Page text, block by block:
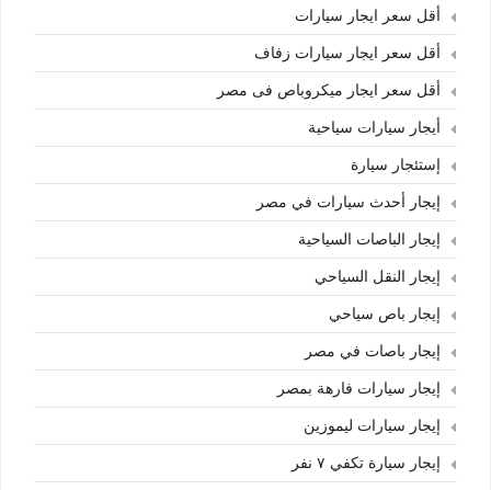
أقل سعر ايجار سيارات
أقل سعر ايجار سيارات زفاف
أقل سعر ايجار ميكروباص فى مصر
أيجار سيارات سياحية
إستئجار سيارة
إيجار أحدث سيارات في مصر
إيجار الباصات السياحية
إيجار النقل السياحي
إيجار باص سياحي
إيجار باصات في مصر
إيجار سيارات فارهة بمصر
إيجار سيارات ليموزين
إيجار سيارة تكفي ٧ نفر